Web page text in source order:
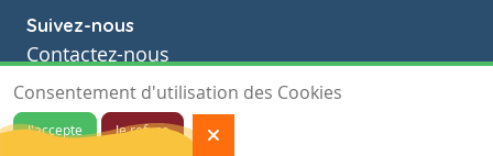
Suivez-nous
Contactez-nous
Soutien scolaire
Notre page Facebook
Consentement d'utilisation des Cookies
J'accepte
Je refuse